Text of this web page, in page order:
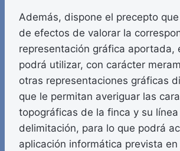
Además, dispone el precepto
de efectos de valorar la
representación gráfica aportada,
podrá utilizar, con carácter
otras representaciones gráficas
que le permitan averiguar las
topográficas de la finca y su
delimitación, para lo que podrá
aplicación informática prevista